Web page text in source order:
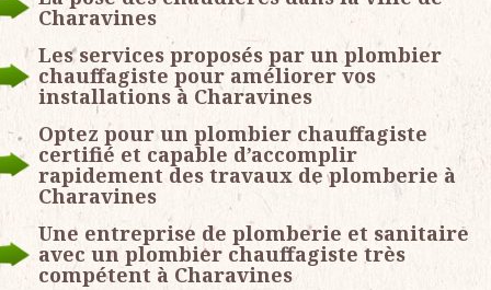
Charavines
Les services proposés par un plombier
chauffagiste pour améliorer vos
installations à Charavines
Optez pour un plombier chauffagiste
certifié et capable d’accomplir
rapidement des travaux de plomberie à
Charavines
Une entreprise de plomberie et sanitaire
avec un plombier chauffagiste très
compétent à Charavines